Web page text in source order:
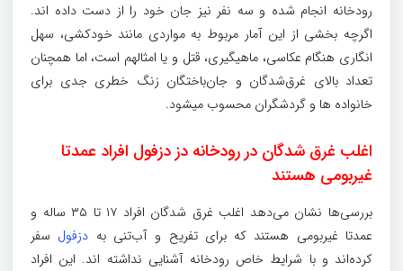
رودخانه انجام شده و سه نفر نیز جان خود را از دست داده اند.
اگرچه بخشی از این آمار مربوط به مواردی مانند خودکشی، سهل
انگاری هنگام عکاسی، ماهیگیری، قتل و یا امثالهم است، اما همچنان
تعداد بالای غرق‌شدگان و جان‌باختگان زنگ خطری جدی برای
خانواده ها و گردشگران محسوب میشود.
اغلب غرق شدگان در رودخانه دز دزفول افراد عمدتا
غیربومی هستند
بررسی‌ها نشان می‌دهد اغلب غرق شدگان افراد ۱۷ تا ۳۵ ساله و
عمدتا غیربومی هستند که برای تفریح و آب‌تنی به دزفول سفر
کرده‌اند و با شرایط خاص رودخانه آشنایی نداشته‌ اند. این افراد